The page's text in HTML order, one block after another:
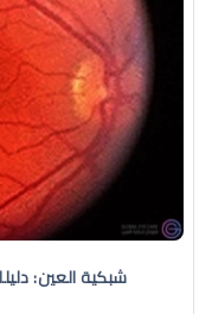
شبكية العين: